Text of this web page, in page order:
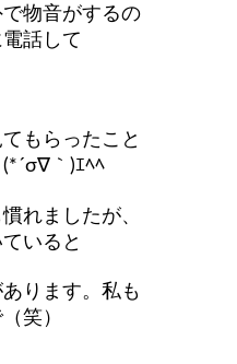
物音がするの
話して
もらったこと
｀)ｴﾍﾍ
れましたが、
いると
ります。私も
笑）